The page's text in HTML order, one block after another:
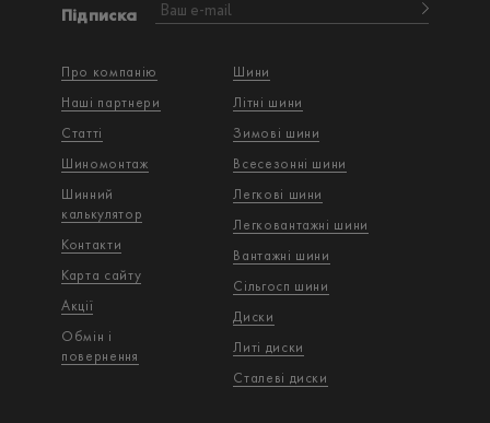
Про компанію
Наші партнери
Статті
Шиномонтаж
Шинний
калькулятор
Контакти
Карта сайту
Акції
Обмін і
повернення
Шини
Літні шини
Зимові шини
Всесезонні шини
Легкові шини
Легковантажнi шини
Вантажнi шини
Сільгосп шини
Диски
Литі диски
Сталеві диски
Підписка